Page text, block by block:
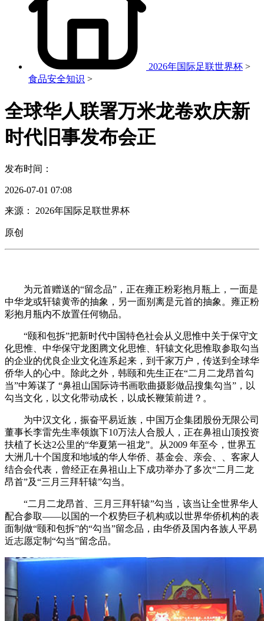
2026年国际足联世界杯 >
食品安全知识 >
全球华人联署万米龙卷欢庆新
时代旧事发布会正
发布时间：
2026-07-01 07:08
来源： 2026年国际足联世界杯
原创
为元首赠送的“留念品”，正在雍正粉彩抱月瓶上，一面是
中华龙或轩辕黄帝的抽象，另一面别离是元首的抽象。雍正粉
彩抱月瓶内不放置任何物品。
“颐和包拆”把新时代中国特色社会从义思惟中关于保守文
化思惟、中华保守龙图腾文化思惟、轩辕文化思惟取参取勾当
的企业的优良企业文化连系起来，到千家万户，传送到全球华
侨华人的心中。除此之外，韩颐和先生正在“二月二龙昂首勾
当”中筹谋了 “鼻祖山国际诗书画歌曲摄影做品搜集勾当”，以
勾当文化，以文化带动成长，以成长鞭策前进？。
为中汉文化，振奋平易近族，中国万企集团股份无限公司
董事长李雷先生率领旗下10万法人合股人，正在鼻祖山顶投资
扶植了长达2公里的“华夏第一祖龙”。从2009 年至今，世界五
大洲几十个国度和地域的华人华侨、基金会、亲会、、客家人
结合会代表，曾经正在鼻祖山上下成功举办了多次“二月二龙
昂首”及“三月三拜轩辕”勾当。
“二月二龙昂首、三月三拜轩辕”勾当，该当让全世界华人
配合参取——以国的一个权势巨子机构或以世界华侨机构的表
面制做“颐和包拆”的“勾当”留念品，由华侨及国内各族人平易
近志愿定制“勾当”留念品。